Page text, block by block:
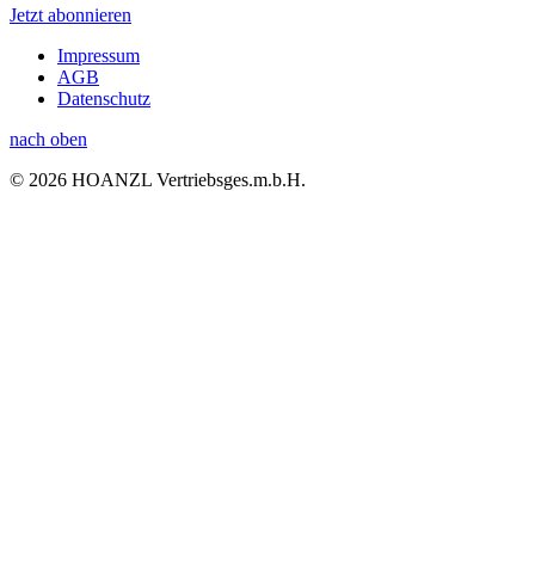
Jetzt abonnieren
Impressum
AGB
Datenschutz
nach oben
© 2026 HOANZL Vertriebsges.m.b.H.